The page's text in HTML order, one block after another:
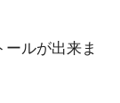
ルが出来ま